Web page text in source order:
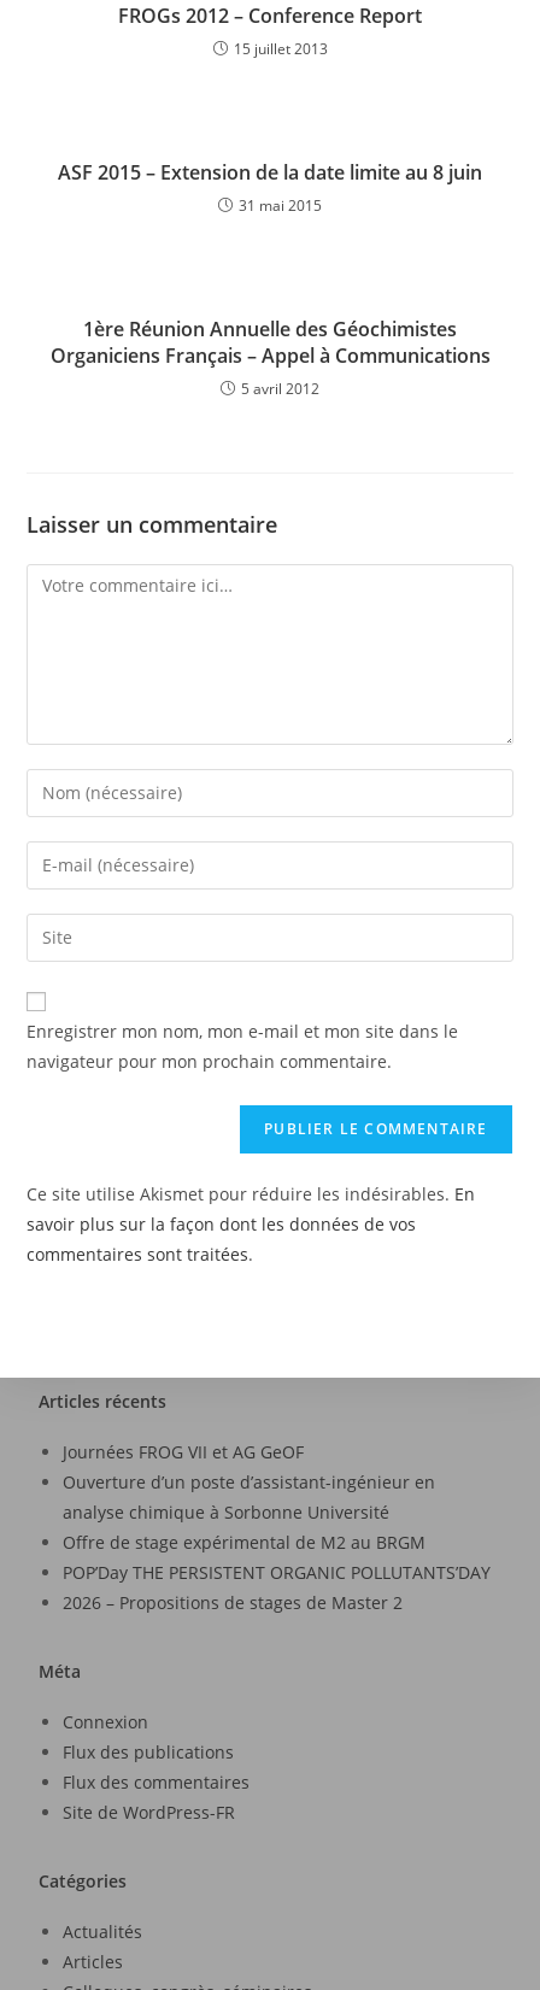
FROGs 2012 – Conference Report
15 juillet 2013
ASF 2015 – Extension de la date limite au 8 juin
31 mai 2015
1ère Réunion Annuelle des Géochimistes
Organiciens Français – Appel à Communications
5 avril 2012
Laisser un commentaire
Enregistrer mon nom, mon e-mail et mon site dans le
navigateur pour mon prochain commentaire.
Ce site utilise Akismet pour réduire les indésirables. En
savoir plus sur la façon dont les données de vos
commentaires sont traitées.
Articles récents
Journées FROG VII et AG GeOF
Ouverture d’un poste d’assistant-ingénieur en
analyse chimique à Sorbonne Université
Offre de stage expérimental de M2 au BRGM
POP’Day THE PERSISTENT ORGANIC POLLUTANTS’DAY
2026 – Propositions de stages de Master 2
Méta
Connexion
Flux des publications
Flux des commentaires
Site de WordPress-FR
Catégories
Actualités
Articles